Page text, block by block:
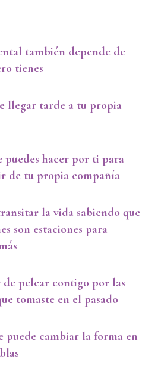
también depende de
tienes
llegar tarde a tu propia
puedes hacer por ti para
de tu propia compañía
la vida sabiendo que
son estaciones para
de pelear contigo por las
tomaste en el pasado
puede cambiar la forma en